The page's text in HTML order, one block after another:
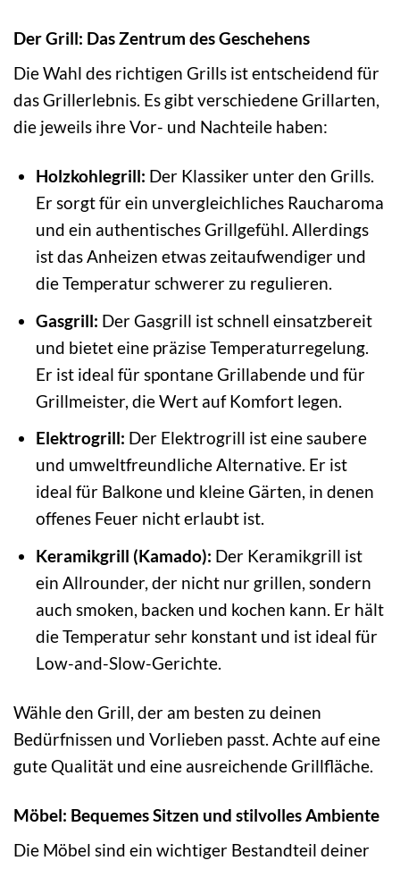
Der Grill: Das Zentrum des Geschehens
Die Wahl des richtigen Grills ist entscheidend für
das Grillerlebnis. Es gibt verschiedene Grillarten,
die jeweils ihre Vor- und Nachteile haben:
Holzkohlegrill: Der Klassiker unter den Grills.
Er sorgt für ein unvergleichliches Raucharoma
und ein authentisches Grillgefühl. Allerdings
ist das Anheizen etwas zeitaufwendiger und
die Temperatur schwerer zu regulieren.
Gasgrill: Der Gasgrill ist schnell einsatzbereit
und bietet eine präzise Temperaturregelung.
Er ist ideal für spontane Grillabende und für
Grillmeister, die Wert auf Komfort legen.
Elektrogrill: Der Elektrogrill ist eine saubere
und umweltfreundliche Alternative. Er ist
ideal für Balkone und kleine Gärten, in denen
offenes Feuer nicht erlaubt ist.
Keramikgrill (Kamado): Der Keramikgrill ist
ein Allrounder, der nicht nur grillen, sondern
auch smoken, backen und kochen kann. Er hält
die Temperatur sehr konstant und ist ideal für
Low-and-Slow-Gerichte.
Wähle den Grill, der am besten zu deinen
Bedürfnissen und Vorlieben passt. Achte auf eine
gute Qualität und eine ausreichende Grillfläche.
Möbel: Bequemes Sitzen und stilvolles Ambiente
Die Möbel sind ein wichtiger Bestandteil deiner